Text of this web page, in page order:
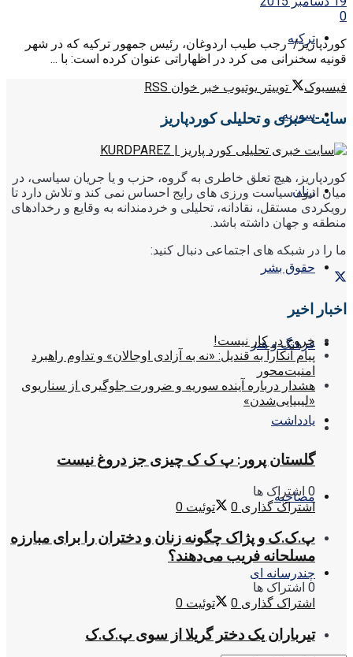
ترکیه
سوریه
زنان
حقوق بشر
فرهنگ و هنر
یادداشت
مصاحبه
چندرسانه ای
0
کوردپاریز/ رجب طیب اردوغان، رئیس جمهور ترکیه که در شهر
قونیه سخنرانی می کرد در اظهاراتی عنوان کرده است: با ...
فیسبوک
توییتر یوتیوب خبر خوان RSS
سایت خبری و تحلیلی کوردپاریز
کوردپاریز، هیچ تعلق خاطری به گروه، حزب و یا جریان سیاسی، در
میان انبوه سیاست ورزی های رایج احساس نمی کند و تلاش دارد تا
رویکردی مستقل، نقادانه، تحلیلی و خردمندانه به وقایع و رخدادهای
منطقه و جهان داشته باشد.
ما را در شبکه های اجتماعی دنبال کنید:
اخبار اخیر
خروج در کار نیست!
پیام آنکارا به قندیل: «نه به آزادی اوجالان» و تداوم راهبرد
امنیت‌محور
هشدار درباره آینده سوریه و ضرورت جلوگیری از سناریوی
«لیبیایی‌شدن»
گلستان پرور: پ ک ک چیزی جز دروغ نیست
0 اشتراک ها
اشتراک گذاری 0 توئیت 0
پ.ک.ک و پژاک چگونه زنان و دختران را برای مبارزه
مسلحانه فریب می‌دهند؟
0 اشتراک ها
اشتراک گذاری 0 توئیت 0
تیرباران یک دختر گریلا از سوی پ.ک.ک